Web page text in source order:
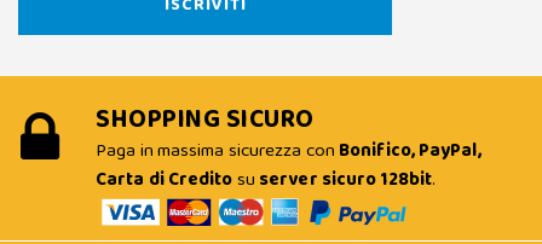
SHOPPING SICURO
Paga in massima sicurezza con Bonifico, PayPal,
Carta di Creditosu server sicuro 128bit.